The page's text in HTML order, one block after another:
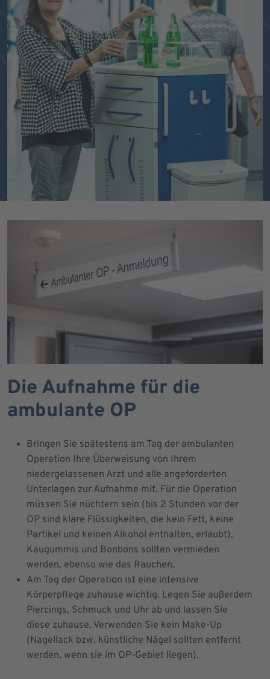
Die Aufnahme für die
ambulante OP
Bringen Sie spätestens am Tag der ambulanten
Operation Ihre Überweisung von Ihrem
niedergelassenen Arzt und alle angeforderten
Unterlagen zur Aufnahme mit. Für die Operation
müssen Sie nüchtern sein (bis 2 Stunden vor der
OP sind klare Flüssigkeiten, die kein Fett, keine
Partikel und keinen Alkohol enthalten, erlaubt).
Kaugummis und Bonbons sollten vermieden
werden, ebenso wie das Rauchen.
Am Tag der Operation ist eine intensive
Körperpflege zuhause wichtig. Legen Sie außerdem
Piercings, Schmuck und Uhr ab und lassen Sie
diese zuhause. Verwenden Sie kein Make-Up
(Nagellack bzw. künstliche Nägel sollten entfernt
werden, wenn sie im OP-Gebiet liegen).